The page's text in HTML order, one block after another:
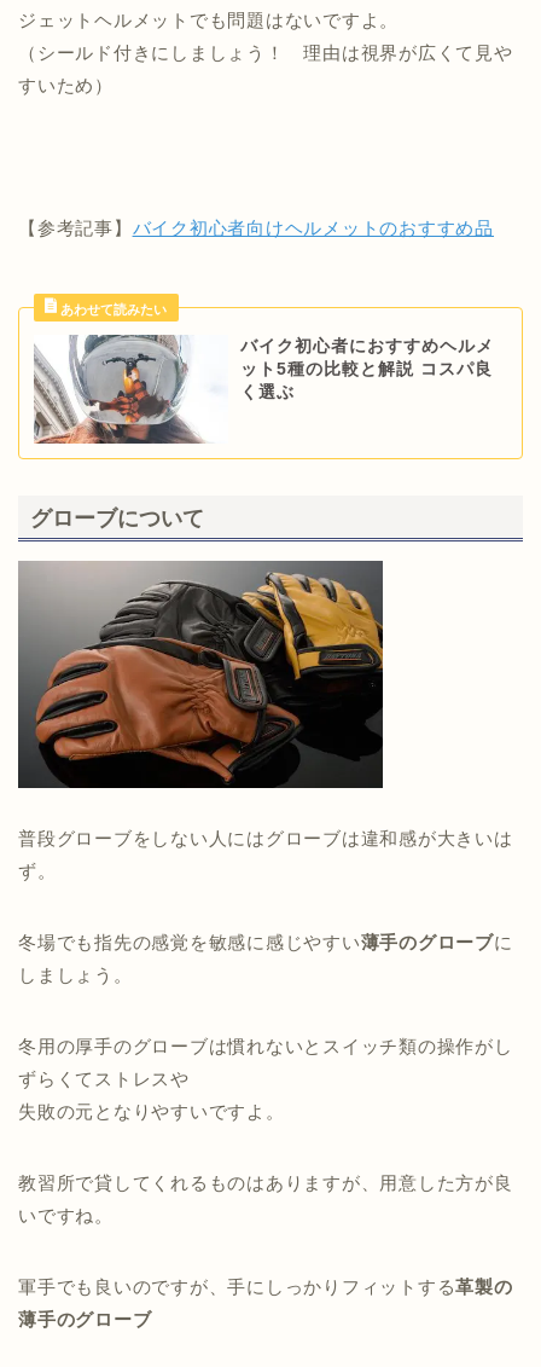
ジェットヘルメットでも問題はないですよ。
（シールド付きにしましょう！ 理由は視界が広くて見や
すいため）
【参考記事】 バイク初心者向けヘルメットのおすすめ品
バイク初心者におすすめヘルメ
ット5種の比較と解説 コスパ良
く選ぶ
グローブについて
普段グローブをしない人にはグローブは違和感が大きいは
ず。
冬場でも指先の感覚を敏感に感じやすい薄手のグローブに
しましょう。
冬用の厚手のグローブは慣れないとスイッチ類の操作がし
ずらくてストレスや
失敗の元となりやすいですよ。
教習所で貸してくれるものはありますが、用意した方が良
いですね。
軍手でも良いのですが、手にしっかりフィットする革製の
薄手のグローブ